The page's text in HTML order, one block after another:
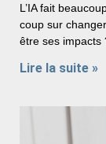
L’IA fait
coup sur
être ses impacts
Lire la suite »